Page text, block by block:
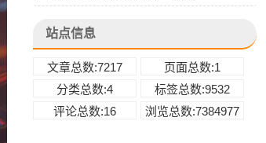
站点信息
文章总数:7217
页面总数:1
分类总数:4
标签总数:9532
评论总数:16
浏览总数:7384977